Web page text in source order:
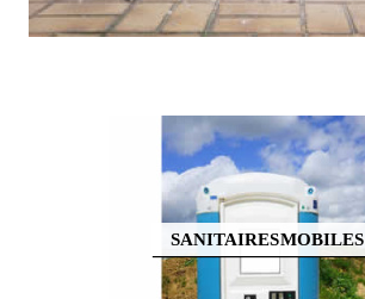
SANITAIRES MOBILES